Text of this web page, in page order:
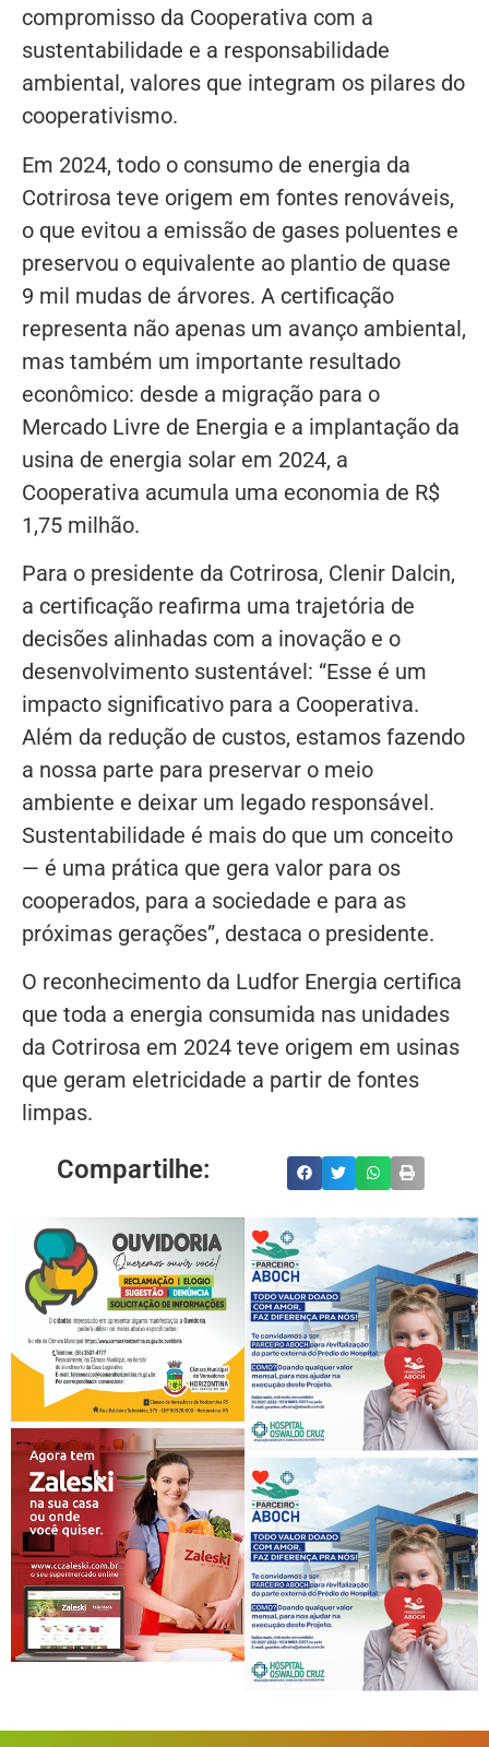
compromisso da Cooperativa com a
sustentabilidade e a responsabilidade
ambiental, valores que integram os pilares do
cooperativismo.
Em 2024, todo o consumo de energia da
Cotrirosa teve origem em fontes renováveis,
o que evitou a emissão de gases poluentes e
preservou o equivalente ao plantio de quase
9 mil mudas de árvores. A certificação
representa não apenas um avanço ambiental,
mas também um importante resultado
econômico: desde a migração para o
Mercado Livre de Energia e a implantação da
usina de energia solar em 2024, a
Cooperativa acumula uma economia de R$
1,75 milhão.
Para o presidente da Cotrirosa, Clenir Dalcin,
a certificação reafirma uma trajetória de
decisões alinhadas com a inovação e o
desenvolvimento sustentável: “Esse é um
impacto significativo para a Cooperativa.
Além da redução de custos, estamos fazendo
a nossa parte para preservar o meio
ambiente e deixar um legado responsável.
Sustentabilidade é mais do que um conceito
— é uma prática que gera valor para os
cooperados, para a sociedade e para as
próximas gerações”, destaca o presidente.
O reconhecimento da Ludfor Energia certifica
que toda a energia consumida nas unidades
da Cotrirosa em 2024 teve origem em usinas
que geram eletricidade a partir de fontes
limpas.
Compartilhe: